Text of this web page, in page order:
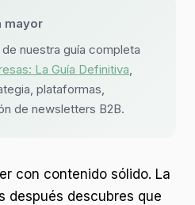
mayor
nuestra guía completa
La Guía Definitiva,
plataformas,
de newsletters B2B.
con contenido sólido. La
después descubres que